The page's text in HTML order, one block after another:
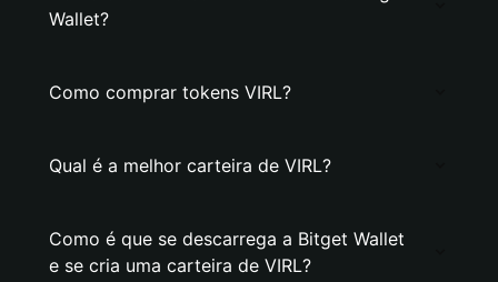
Wallet?
Como comprar tokens VIRL?
Qual é a melhor carteira de VIRL?
Como é que se descarrega a Bitget Wallet
e se cria uma carteira de VIRL?